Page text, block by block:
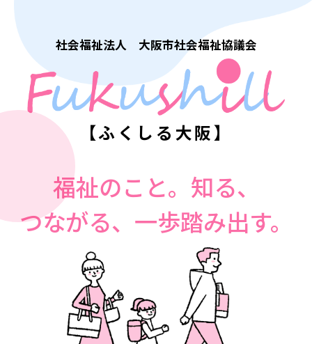
社会福祉法人 大阪市社会福祉協議会
【ふくしる大阪】
福祉のこと。知る、
つながる、一歩踏み出す。